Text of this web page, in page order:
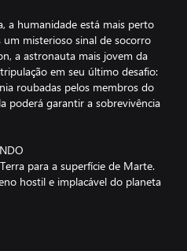
a humanidade está mais perto
misterioso sinal de socorro
a astronauta mais jovem da
em seu último desafio:
roubadas pelos membros do
poderá garantir a sobrevivência
para a superfície de Marte.
hostil e implacável do planeta
desafios mentais e físicos com